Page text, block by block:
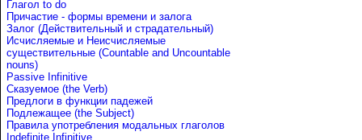
Глагол to do
Причастие - формы времени и залога
Залог (Действительный и страдательный)
Исчисляемые и Неисчисляемые
существительные (Countable and Uncountable
nouns)
Passive Infinitive
Сказуемое (the Verb)
Предлоги в функции падежей
Подлежащее (the Subject)
Правила употребления модальных глаголов
Indefinite Infinitive